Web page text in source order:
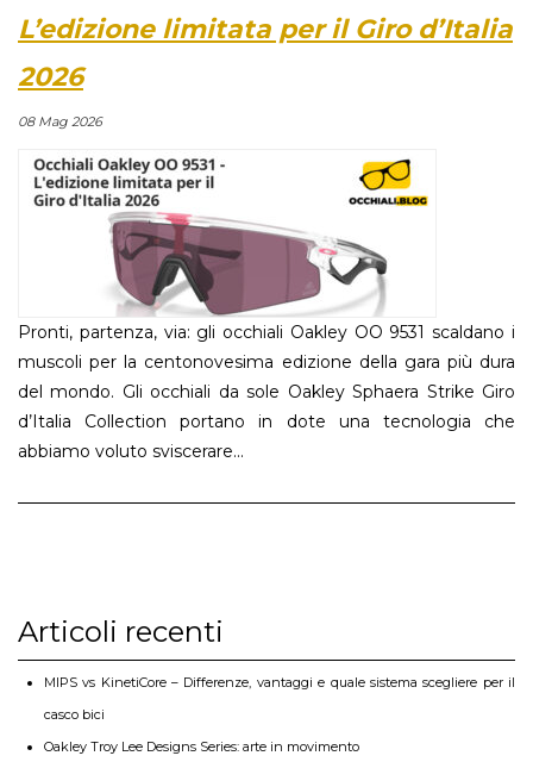
L’edizione limitata per il Giro d’Italia
2026
08 Mag 2026
Pronti, partenza, via: gli occhiali Oakley OO 9531 scaldano i
muscoli per la centonovesima edizione della gara più dura
del mondo. Gli occhiali da sole Oakley Sphaera Strike Giro
d’Italia Collection portano in dote una tecnologia che
abbiamo voluto sviscerare...
Articoli recenti
MIPS vs KinetiCore – Differenze, vantaggi e quale sistema scegliere per il
casco bici
Oakley Troy Lee Designs Series: arte in movimento